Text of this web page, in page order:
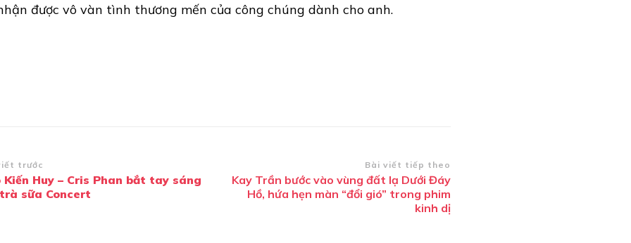
được vô vàn tình thương mến của công chúng dành cho anh.
trước
Kiến Huy – Cris Phan bắt tay sáng
sữa Concert
Bài viết tiếp theo
Kay Trần bước vào vùng đất lạ Dưới Đáy
Hồ, hứa hẹn màn “đổi gió” trong phim
kinh dị